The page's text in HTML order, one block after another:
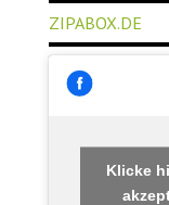
ZIPABOX.DE
Klicke